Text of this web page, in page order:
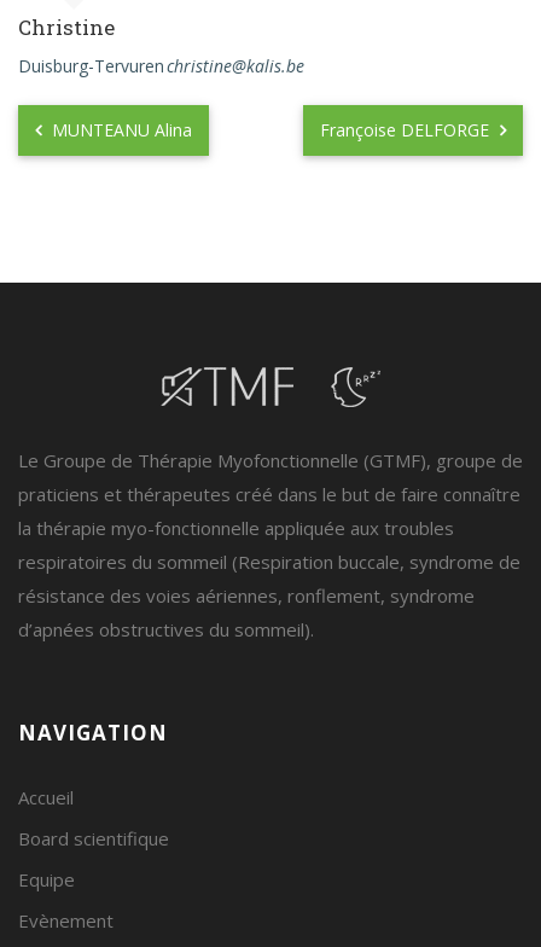
Christine
Duisburg-Tervurenchristine@kalis.be
MUNTEANU Alina Françoise DELFORGE
Le Groupe de Thérapie Myofonctionnelle (GTMF), groupe de
praticiens et thérapeutes créé dans le but de faire connaître
la thérapie myo-fonctionnelle appliquée aux troubles
respiratoires du sommeil (Respiration buccale, syndrome de
résistance des voies aériennes, ronflement, syndrome
d’apnées obstructives du sommeil).
NAVIGATION
Accueil
Board scientifique
Equipe
Evènement